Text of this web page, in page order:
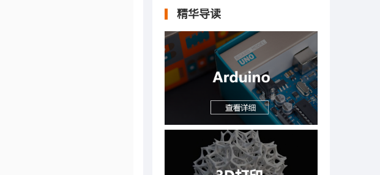
精华导读